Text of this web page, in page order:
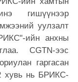
гишүүнээр
уулзалт
ийн анхны
CGTN-ээс
гаргасан
хувь нь БРИКС-